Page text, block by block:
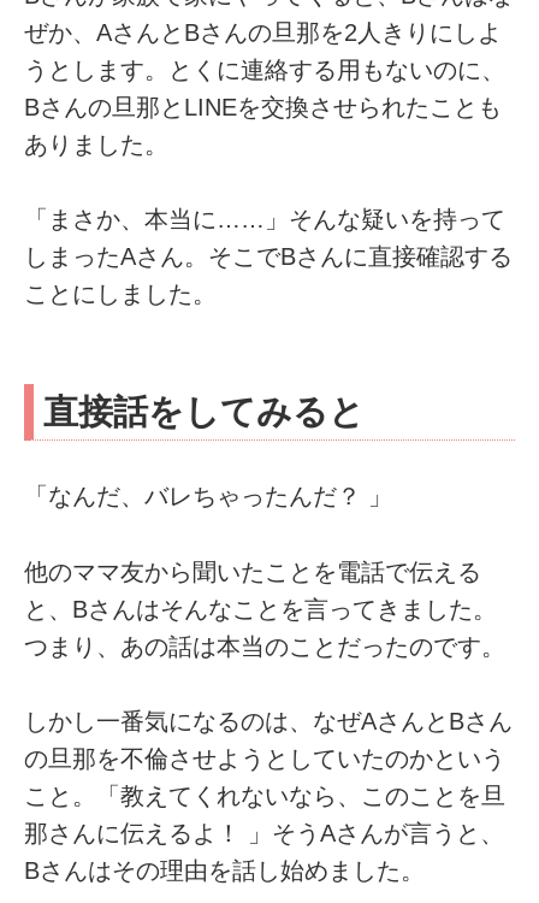
ぜか、AさんとBさんの旦那を2人きりにしよ
うとします。とくに連絡する用もないのに、
Bさんの旦那とLINEを交換させられたことも
ありました。
「まさか、本当に……」そんな疑いを持って
しまったAさん。そこでBさんに直接確認する
ことにしました。
直接話をしてみると
「なんだ、バレちゃったんだ？ 」
他のママ友から聞いたことを電話で伝える
と、Bさんはそんなことを言ってきました。
つまり、あの話は本当のことだったのです。
しかし一番気になるのは、なぜAさんとBさん
の旦那を不倫させようとしていたのかという
こと。「教えてくれないなら、このことを旦
那さんに伝えるよ！ 」そうAさんが言うと、
Bさんはその理由を話し始めました。